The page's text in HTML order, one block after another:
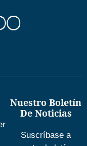
Nuestro Boletín
De Noticias
Suscríbase a